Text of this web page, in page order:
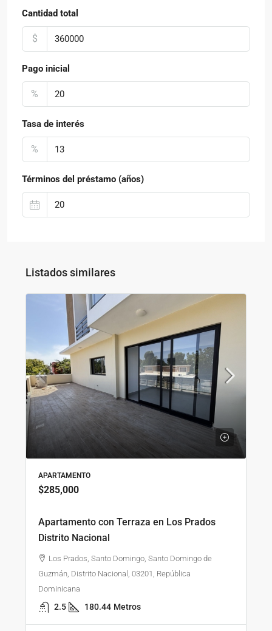
Cantidad total
$
Pago inicial
%
Tasa de interés
%
Términos del préstamo (años)
Listados similares
APARTAMENTO
$285,000
Apartamento con Terraza en Los Prados
Distrito Nacional
Los Prados, Santo Domingo, Santo Domingo de
Guzmán, Distrito Nacional, 03201, República
Dominicana
2.5 180.44 Metros